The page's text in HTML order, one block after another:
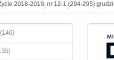
2018-2019, nr 12-1 (294-295)